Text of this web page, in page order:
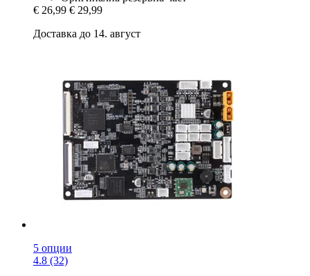
€ 26,99 € 29,99
Доставка до 14. август
5 опции
4.8 (32)